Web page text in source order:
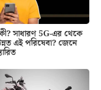
সাধারণ 5G-এর থেকে
এই পরিষেবা? জেনে